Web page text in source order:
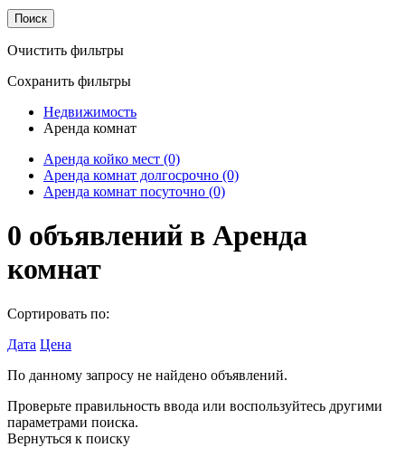
Поиск
Очистить фильтры
Сохранить фильтры
Недвижимость
Аренда комнат
Аренда койко мест (0)
Аренда комнат долгосрочно (0)
Аренда комнат посуточно (0)
0 объявлений в Аренда
комнат
Сортировать по:
Дата Цена
По данному запросу не найдено объявлений.
Проверьте правильность ввода или воспользуйтесь другими
параметрами поиска.
Вернуться к поиску